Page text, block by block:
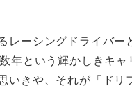
レーシングドライバ
年という輝かしきキ
いきや、それが「ドリ